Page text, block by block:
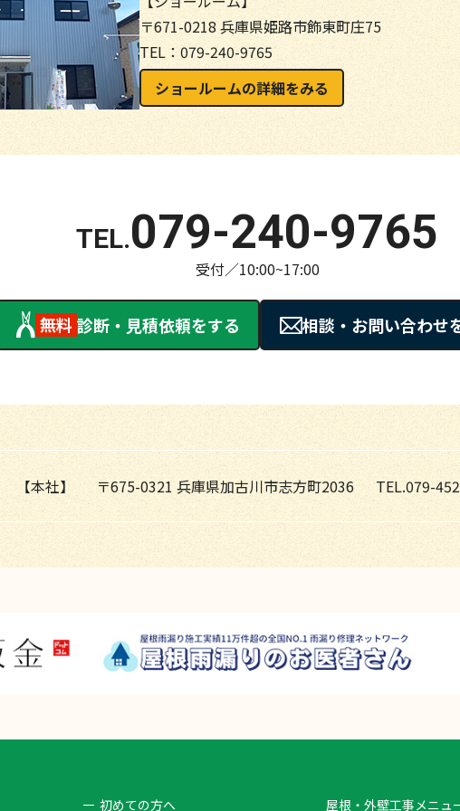
〒671-0218 兵庫県姫路市飾東町庄75
TEL：079-240-9765
ショールームの詳細をみる
079-240-9765
受付／10:00~17:00
無料診断・見積依頼をする 相談・お問い合わせ
【本社】 〒675-0321 兵庫県加古川市志方町2036 TEL.079-
初めての方へ 屋根・外壁工事メニュ